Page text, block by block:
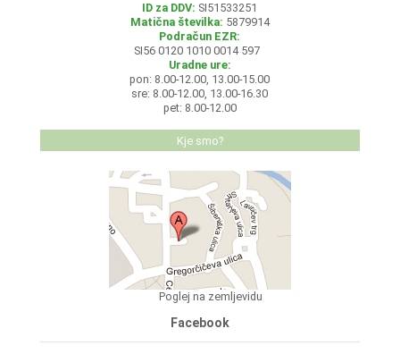
ID za DDV: SI51533251
Matična številka: 5879914
Podračun EZR:
SI56 0120 1010 0014 597
Uradne ure:
pon: 8.00-12.00, 13.00-15.00
sre: 8.00-12.00, 13.00-16.30
pet: 8.00-12.00
Kje smo?
Poglej na zemljevidu
Facebook